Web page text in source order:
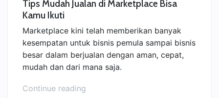
Tips Mudah Jualan di Marketplace Bisa
Kamu Ikuti
Marketplace kini telah memberikan banyak
kesempatan untuk bisnis pemula sampai bisnis
besar dalam berjualan dengan aman, cepat,
mudah dan dari mana saja.
Continue reading